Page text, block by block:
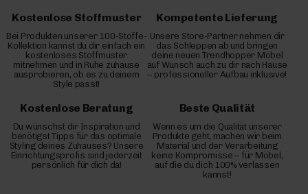
Kostenlose Stoffmuster
Bei Produkten unserer 100-Stoffe-
Kollektion kannst du dir einfach ein
kostenloses Stoffmuster
mitnehmen und in Ruhe zuhause
ausprobieren, ob es zu deinem
Style passt!
Kompetente Lieferung
Unsere Store-Partner nehmen dir
das Schleppen ab und bringen
deine neuen Trendhopper Möbel
auf Wunsch auch zu dir nach Hause
– professioneller Aufbau inklusive!
Kostenlose Beratung
Du wünschst dir Inspiration und
benötigst Tipps für das optimale
Styling deines Zuhauses? Unsere
Einrichtungsprofis sind jederzeit
persönlich für dich da!
Beste Qualität
Wenn es um die Qualität unserer
Produkte geht, machen wir beim
Material und der Verarbeitung
keine Kompromisse – für Möbel,
auf die du dich 100% verlassen
kannst!